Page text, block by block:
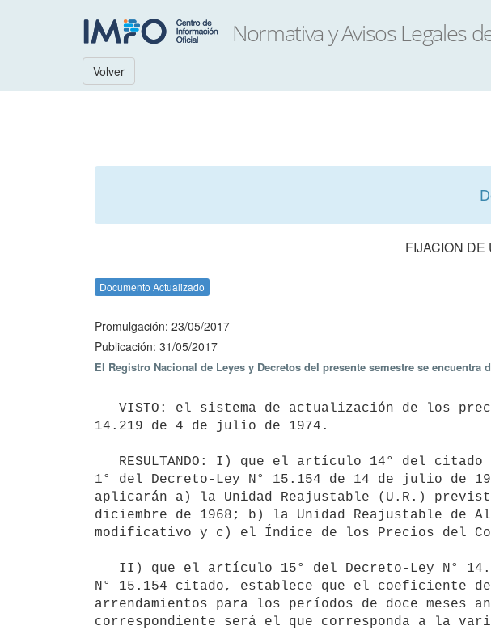
Volver
FIJACION
Documento Actualizado
Promulgación: 23/05/2017
Publicación: 31/05/2017
El Registro Nacional de Leyes y Decretos del presente semestre se encuentra
14.219 de 4 de julio de 1974.
1° del Decreto-Ley N° 15.154 de 14 de julio de
aplicarán a) la Unidad Reajustable (U.R.)
diciembre de 1968; b) la Unidad Reajustable
modificativo y c) el Índice de los Precios del
N° 15.154 citado, establece que el coeficiente
arrendamientos para los períodos de doce
correspondiente será el que corresponda a la